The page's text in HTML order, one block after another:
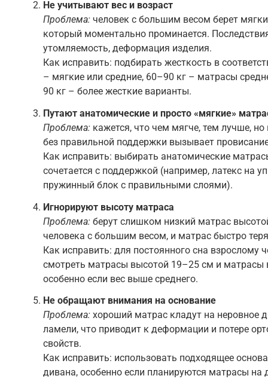
Не учитывают вес и возраст
Проблема:человек с большим весом берет
который моментально проминается.
утомляемость, деформация изделия.
Как исправить: подбирать жесткость в
– мягкие или средние, 60–90 кг – матрасы
90 кг – более жесткие варианты.
Путают анатомические и просто «мягкие»
Проблема:кажется, что чем мягче, тем лучше,
без правильной поддержки вызывает
Как исправить: выбирать анатомические
сочетается с поддержкой (например, латекс на
пружинный блок с правильными слоями).
Игнорируют высоту матраса
Проблема:берут слишком низкий матрас
человека с большим весом, и матрас быстро
Как исправить: для постоянного сна взрослому
смотреть матрасы высотой 19–25 см и матрасы
особенно если вес выше среднего.
Не обращают внимания на основание
Проблема:хороший матрас кладут на неровное
ламели, что приводит к деформации и потере
свойств.
Как исправить: использовать подходящее
дивана, особенно если планируются матрасы на